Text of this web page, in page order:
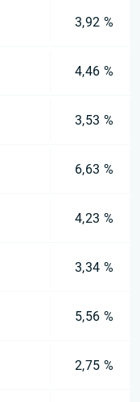
3,92 %
4,46 %
3,53 %
6,63 %
4,23 %
3,34 %
5,56 %
2,75 %